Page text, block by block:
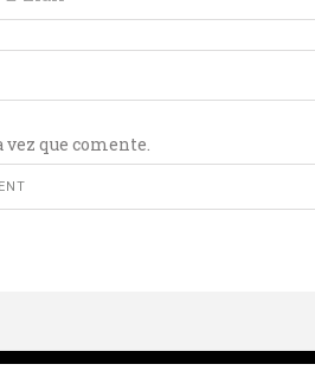
que comente.